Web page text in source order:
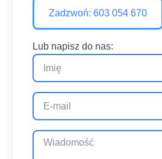
Zadzwoń: 603 054 670
Lub napisz do nas: